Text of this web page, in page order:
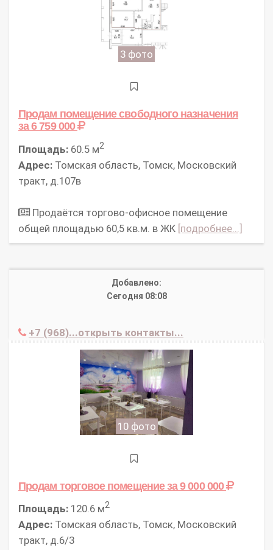
3 фото
Продам помещение свободного назначения
за 6 759 000
Площадь: 60.5 м2
Адрес: Томская область, Томск, Московский
тракт, д.107в
Продаётся торгово-офисное помещение
общей площадью 60,5 кв.м. в ЖК [подробнее...]
Добавлено:
Сегодня 08:08
+7 (968)...открыть контакты...
10 фото
Продам торговое помещениеза 9 000 000
Площадь: 120.6 м2
Адрес: Томская область, Томск, Московский
тракт, д.6/3